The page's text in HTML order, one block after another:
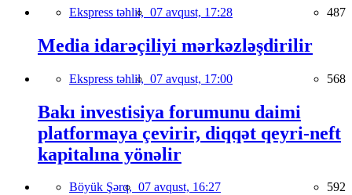
Ekspress təhlil, 07 avqust, 17:28 487
Media idarəçiliyi mərkəzləşdirilir
Ekspress təhlil, 07 avqust, 17:00 568
Bakı investisiya forumunu daimi
platformaya çevirir, diqqət qeyri-neft
kapitalına yönəlir
Böyük Şərq, 07 avqust, 16:27 592